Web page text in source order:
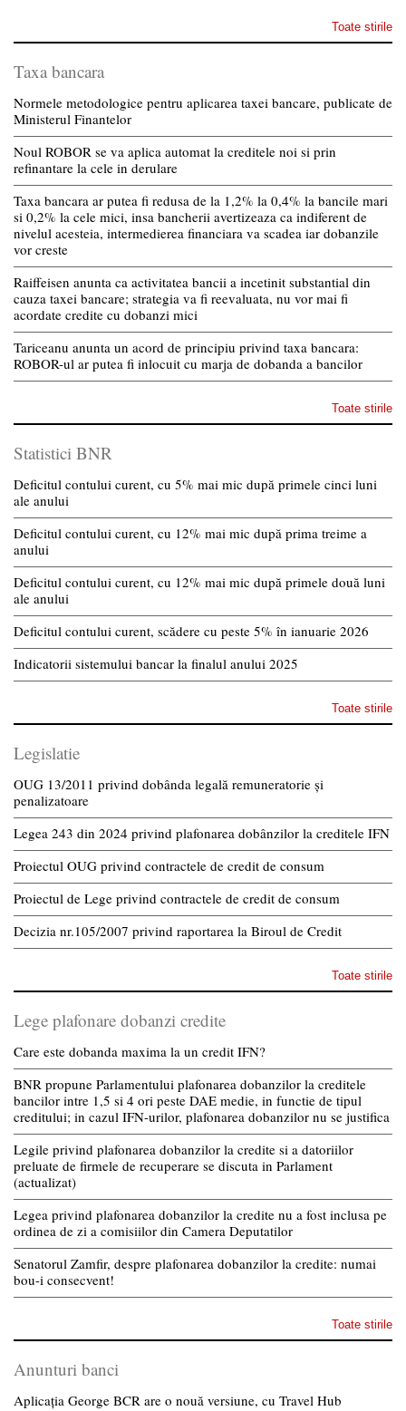
Toate stirile
Taxa bancara
Normele metodologice pentru aplicarea taxei bancare, publicate de
Ministerul Finantelor
Noul ROBOR se va aplica automat la creditele noi si prin
refinantare la cele in derulare
Taxa bancara ar putea fi redusa de la 1,2% la 0,4% la bancile mari
si 0,2% la cele mici, insa bancherii avertizeaza ca indiferent de
nivelul acesteia, intermedierea financiara va scadea iar dobanzile
vor creste
Raiffeisen anunta ca activitatea bancii a incetinit substantial din
cauza taxei bancare; strategia va fi reevaluata, nu vor mai fi
acordate credite cu dobanzi mici
Tariceanu anunta un acord de principiu privind taxa bancara:
ROBOR-ul ar putea fi inlocuit cu marja de dobanda a bancilor
Toate stirile
Statistici BNR
Deficitul contului curent, cu 5% mai mic după primele cinci luni
ale anului
Deficitul contului curent, cu 12% mai mic după prima treime a
anului
Deficitul contului curent, cu 12% mai mic după primele două luni
ale anului
Deficitul contului curent, scădere cu peste 5% în ianuarie 2026
Indicatorii sistemului bancar la finalul anului 2025
Toate stirile
Legislatie
OUG 13/2011 privind dobânda legală remuneratorie și
penalizatoare
Legea 243 din 2024 privind plafonarea dobânzilor la creditele IFN
Proiectul OUG privind contractele de credit de consum
Proiectul de Lege privind contractele de credit de consum
Decizia nr.105/2007 privind raportarea la Biroul de Credit
Toate stirile
Lege plafonare dobanzi credite
Care este dobanda maxima la un credit IFN?
BNR propune Parlamentului plafonarea dobanzilor la creditele
bancilor intre 1,5 si 4 ori peste DAE medie, in functie de tipul
creditului; in cazul IFN-urilor, plafonarea dobanzilor nu se justifica
Legile privind plafonarea dobanzilor la credite si a datoriilor
preluate de firmele de recuperare se discuta in Parlament
(actualizat)
Legea privind plafonarea dobanzilor la credite nu a fost inclusa pe
ordinea de zi a comisiilor din Camera Deputatilor
Senatorul Zamfir, despre plafonarea dobanzilor la credite: numai
bou-i consecvent!
Toate stirile
Anunturi banci
Aplicația George BCR are o nouă versiune, cu Travel Hub